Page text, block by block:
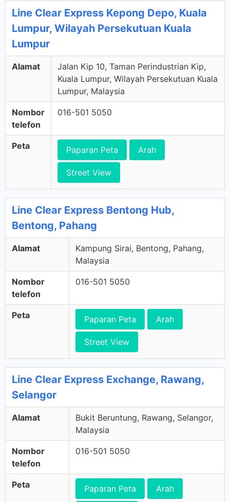
Line Clear Express Kepong Depo, Kuala
Lumpur, Wilayah Persekutuan Kuala
Lumpur
Alamat
Jalan Kip 10, Taman Perindustrian Kip,
Kuala Lumpur, Wilayah Persekutuan Kuala
Lumpur, Malaysia
Nombor
telefon
016-501 5050
Peta Paparan Peta Arah
Street View
Line Clear Express Bentong Hub,
Bentong, Pahang
Alamat
Kampung Sirai, Bentong, Pahang,
Malaysia
Nombor
telefon
016-501 5050
Peta Paparan Peta Arah
Street View
Line Clear Express Exchange, Rawang,
Selangor
Alamat
Bukit Beruntung, Rawang, Selangor,
Malaysia
Nombor
telefon
016-501 5050
Peta Paparan Peta Arah